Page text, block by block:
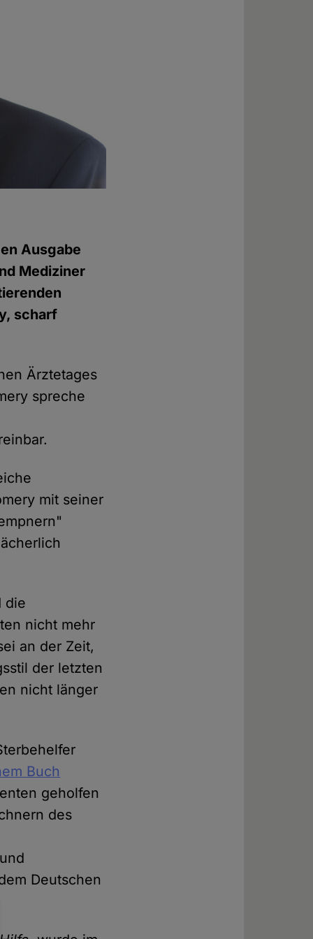
Ausgabe
Mediziner
scharf
Ärztetages
spreche
mit seiner
die
nicht mehr
an der Zeit,
der letzten
nicht länger
Buch
geholfen
des
Deutschen